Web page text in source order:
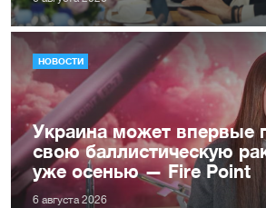
НОВОСТИ
Украина может впервые
свою баллистическую
уже осенью — Fire Point
6 августа 2026